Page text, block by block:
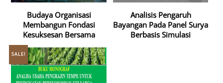
Budaya Organisasi
Membangun Fondasi
Kesuksesan Bersama
Analisis Pengaruh
Bayangan Pada Panel Surya
Berbasis Simulasi
SALE!